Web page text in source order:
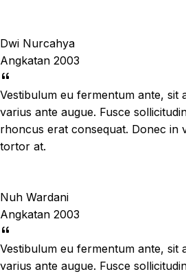
Dwi Nurcahya
Angkatan 2003
Vestibulum eu fermentum ante, sit
varius ante augue. Fusce
rhoncus erat consequat. Donec in
tortor at.
Nuh Wardani
Angkatan 2003
Vestibulum eu fermentum ante, sit
varius ante augue. Fusce